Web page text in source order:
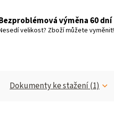
výměna 60 dní
velikost? Zboží můžete vyměnit!
Dokumenty ke stažení (1)